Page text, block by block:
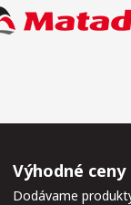
Výhodné ceny
Dodávame